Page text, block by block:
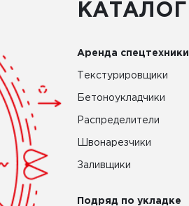
КАТАЛОГ
Аренда спецтехники
Текстурировщики
Бетоноукладчики
Распределители
Швонарезчики
Заливщики
Подряд по укладке